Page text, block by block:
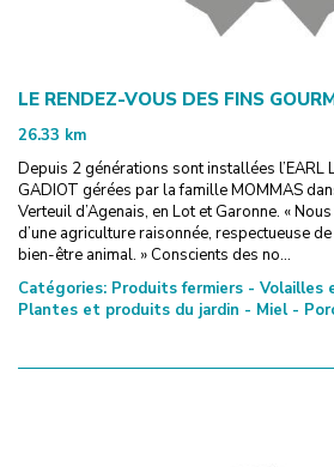
LE RENDEZ-VOUS DES FINS
26.33 km
Depuis 2 générations sont installées l’EARL
GADIOT gérées par la famille MOMMAS
Verteuil d’Agenais, en Lot et Garonne. «
d’une agriculture raisonnée, respectueuse
bien-être animal. » Conscients des no...
Catégories: Produits fermiers - Volailles
Plantes et produits du jardin - Miel -